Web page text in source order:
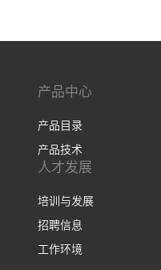
产品中心
产品目录
产品技术
人才发展
培训与发展
招聘信息
工作环境